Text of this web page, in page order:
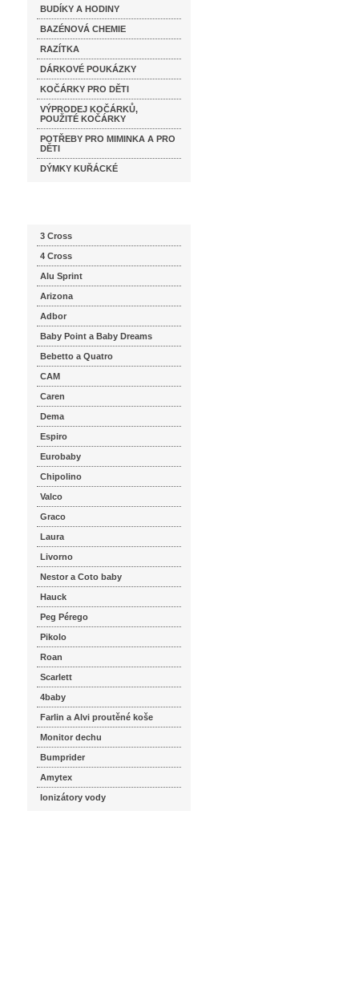
BUDÍKY A HODINY
BAZÉNOVÁ CHEMIE
RAZÍTKA
DÁRKOVÉ POUKÁZKY
KOČÁRKY PRO DĚTI
VÝPRODEJ KOČÁRKŮ,
POUŽITÉ KOČÁRKY
POTŘEBY PRO MIMINKA A PRO
DĚTI
DÝMKY KUŘÁCKÉ
3 Cross
4 Cross
Alu Sprint
Arizona
Adbor
Baby Point a Baby Dreams
Bebetto a Quatro
CAM
Caren
Dema
Espiro
Eurobaby
Chipolino
Valco
Graco
Laura
Livorno
Nestor a Coto baby
Hauck
Peg Pérego
Pikolo
Roan
Scarlett
4baby
Farlin a Alvi proutěné koše
Monitor dechu
Bumprider
Amytex
Ionizátory vody